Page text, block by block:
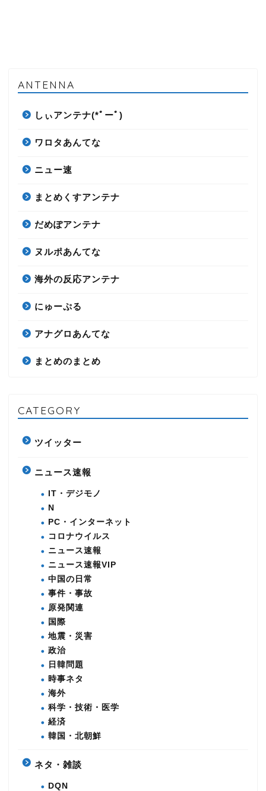
ANTENNA
しぃアンテナ(*ﾟーﾟ)
ワロタあんてな
ニュー速
まとめくすアンテナ
だめぽアンテナ
ヌルポあんてな
海外の反応アンテナ
にゅーぷる
アナグロあんてな
まとめのまとめ
CATEGORY
ツイッター
ニュース速報
IT・デジモノ
N
PC・インターネット
コロナウイルス
ニュース速報
ニュース速報VIP
中国の日常
事件・事故
原発関連
国際
地震・災害
政治
日韓問題
時事ネタ
海外
科学・技術・医学
経済
韓国・北朝鮮
ネタ・雑談
DQN